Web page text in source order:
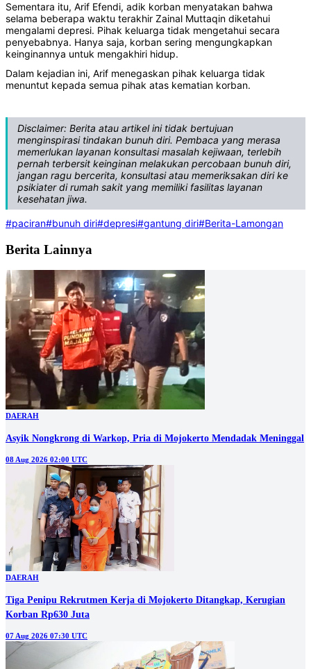
Sementara itu, Arif Efendi, adik korban menyatakan bahwa
selama beberapa waktu terakhir Zainal Muttaqin diketahui
mengalami depresi. Pihak keluarga tidak mengetahui secara
penyebabnya. Hanya saja, korban sering mengungkapkan
keinginannya untuk mengakhiri hidup.
Dalam kejadian ini, Arif menegaskan pihak keluarga tidak
menuntut kepada semua pihak atas kematian korban.
Disclaimer: Berita atau artikel ini tidak bertujuan
menginspirasi tindakan bunuh diri. Pembaca yang merasa
memerlukan layanan konsultasi masalah kejiwaan, terlebih
pernah terbersit keinginan melakukan percobaan bunuh diri,
jangan ragu bercerita, konsultasi atau memeriksakan diri ke
psikiater di rumah sakit yang memiliki fasilitas layanan
kesehatan jiwa.
#paciran#bunuh diri#depresi#gantung diri#Berita-Lamongan
Berita Lainnya
DAERAH
Asyik Nongkrong di Warkop, Pria di Mojokerto Mendadak Meninggal
08 Aug 2026 02:00 UTC
DAERAH
Tiga Penipu Rekrutmen Kerja di Mojokerto Ditangkap, Kerugian
Korban Rp630 Juta
07 Aug 2026 07:30 UTC